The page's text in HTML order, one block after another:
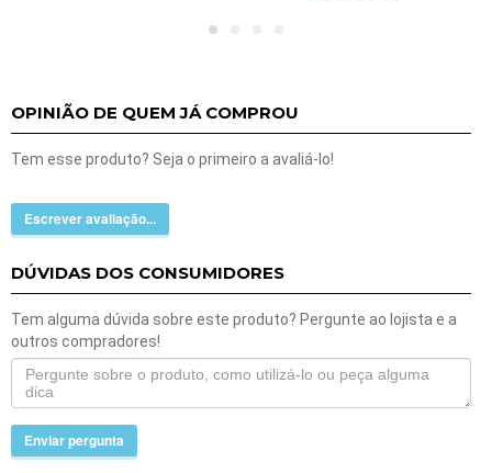
OPINIÃO DE QUEM JÁ COMPROU
Tem esse produto? Seja o primeiro a avaliá-lo!
Escrever avaliação...
DÚVIDAS DOS CONSUMIDORES
Tem alguma dúvida sobre este produto? Pergunte ao lojista e a
outros compradores!
Enviar pergunta